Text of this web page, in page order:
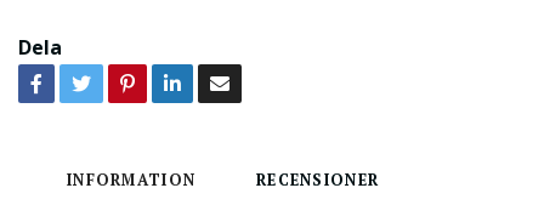
Dela
INFORMATION RECENSIONER